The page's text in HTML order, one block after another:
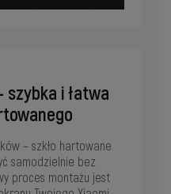
szybka i łatwa
– szkło hartowane
samodzielnie bez
proces montażu jest